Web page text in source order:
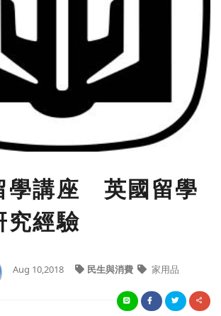
學講座 英國留學
究經驗
Aug 10,2018 民生與消費 家用品